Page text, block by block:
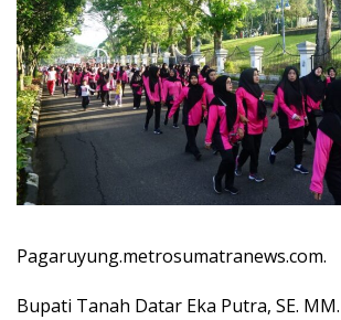
Pagaruyung.metrosumatranews.com.
Bupati Tanah Datar Eka Putra, SE.